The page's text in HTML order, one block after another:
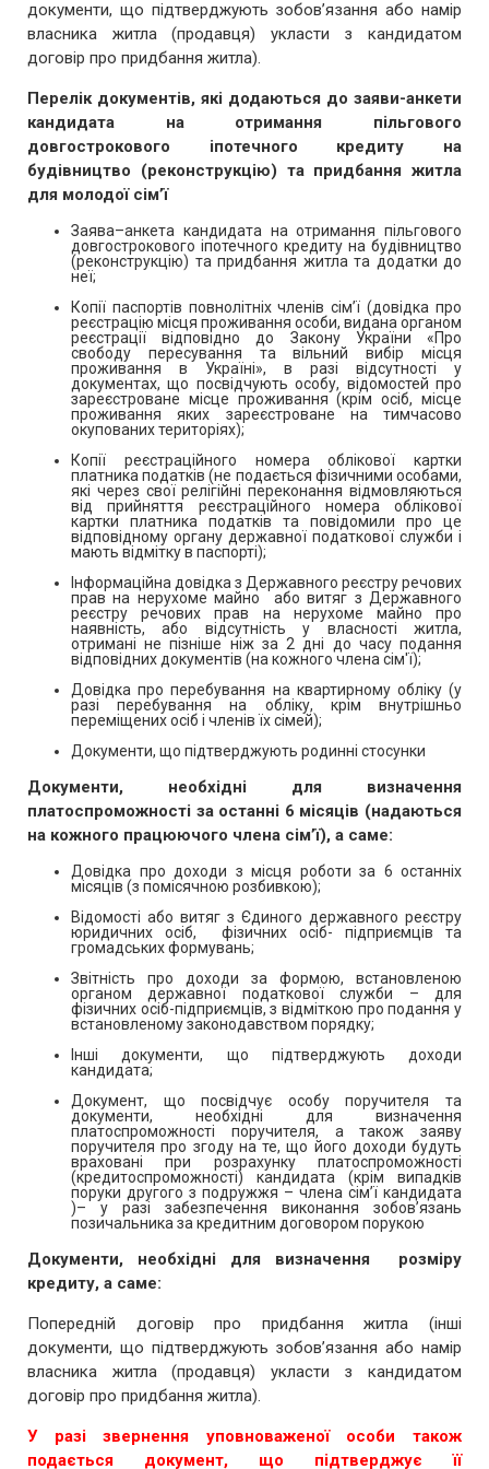
документи, що підтверджують зобов’язання або намір
власника житла (продавця) укласти з кандидатом
договір про придбання житла).
Перелік документів, які додаються до заяви-анкети
кандидата на отримання пільгового
довгострокового іпотечного кредиту на
будівництво (реконструкцію) та придбання житла
для молодої сім’ї
Заява–анкета кандидата на отримання пільгового
довгострокового іпотечного кредиту на будівництво
(реконструкцію) та придбання житла та додатки до
неї;
Копії паспортів повнолітніх членів сім’ї (довідка про
реєстрацію місця проживання особи, видана органом
реєстрації відповідно до Закону України «Про
свободу пересування та вільний вибір місця
проживання в Україні», в разі відсутності у
документах, що посвідчують особу, відомостей про
зареєстроване місце проживання (крім осіб, місце
проживання яких зареєстроване на тимчасово
окупованих територіях);
Копії реєстраційного номера облікової картки
платника податків (не подається фізичними особами,
які через свої релігійні переконання відмовляються
від прийняття реєстраційного номера облікової
картки платника податків та повідомили про це
відповідному органу державної податкової служби і
мають відмітку в паспорті);
Інформаційна довідка з Державного реєстру речових
прав на нерухоме майно або витяг з Державного
реєстру речових прав на нерухоме майно про
наявність, або відсутність у власності житла,
отримані не пізніше ніж за 2 дні до часу подання
відповідних документів (на кожного члена сім'ї);
Довідка про перебування на квартирному обліку (у
разі перебування на обліку, крім внутрішньо
переміщених осіб і членів їх сімей);
Документи, що підтверджують родинні стосунки
Документи, необхідні для визначення
платоспроможності за останні 6 місяців (надаються
на кожного працюючого члена сім’ї), а саме:
Довідка про доходи з місця роботи за 6 останніх
місяців (з помісячною розбивкою);
Відомості або витяг з Єдиного державного реєстру
юридичних осіб, фізичних осіб- підприємців та
громадських формувань;
Звітність про доходи за формою, встановленою
органом державної податкової служби – для
фізичних осіб-підприємців, з відміткою про подання у
встановленому законодавством порядку;
Інші документи, що підтверджують доходи
кандидата;
Документ, що посвідчує особу поручителя та
документи, необхідні для визначення
платоспроможності поручителя, а також заяву
поручителя про згоду на те, що його доходи будуть
враховані при розрахунку платоспроможності
(кредитоспроможності) кандидата (крім випадків
поруки другого з подружжя – члена сім’ї кандидата
)– у разі забезпечення виконання зобов’язань
позичальника за кредитним договором порукою
Документи, необхідні для визначення розміру
кредиту, а саме:
Попередній договір про придбання житла (інші
документи, що підтверджують зобов’язання або намір
власника житла (продавця) укласти з кандидатом
договір про придбання житла).
У разі звернення уповноваженої особи також
подається документ, що підтверджує її